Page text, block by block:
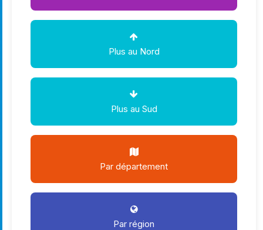
Plus au Nord
Plus au Sud
Par département
Par région